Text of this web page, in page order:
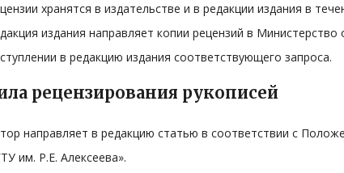
хранятся в издательстве и в редакции издания в
издания направляет копии рецензий в
в редакцию издания соответствующего запроса.
рецензирования рукописей
направляет в редакцию статью в соответствии с
им. Р.Е. Алексеева».